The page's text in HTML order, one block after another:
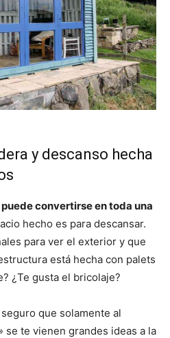
y descanso hecha
convertirse en toda una
hecho es para descansar.
para ver el exterior y que
está hecha con palets
¿Te gusta el bricolaje?
que solamente al
se te vienen grandes ideas a la